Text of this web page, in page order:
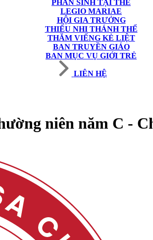
PHAN SINH TẠI THẾ
LEGIO MARIAE
HỘI GIA TRƯỞNG
THIẾU NHI THÁNH THỂ
THĂM VIẾNG KẺ LIỆT
BAN TRUYỀN GIÁO
BAN MỤC VỤ GIỚI TRẺ
LIÊN HỆ
niên năm C -